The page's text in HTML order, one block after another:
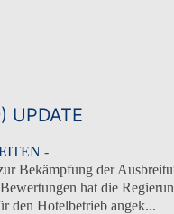
UPDATE
-
Bekämpfung der
hat die
den Hotelbetrieb angek...